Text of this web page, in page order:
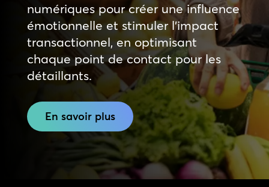
numériques pour créer une influence
émotionnelle et stimuler l’impact
transactionnel, en optimisant
chaque point de contact pour les
détaillants.
En savoir plus